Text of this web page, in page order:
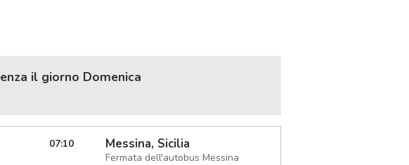
il giorno Domenica
07:10 Messina, Sicilia
Fermata dell'autobus Messina